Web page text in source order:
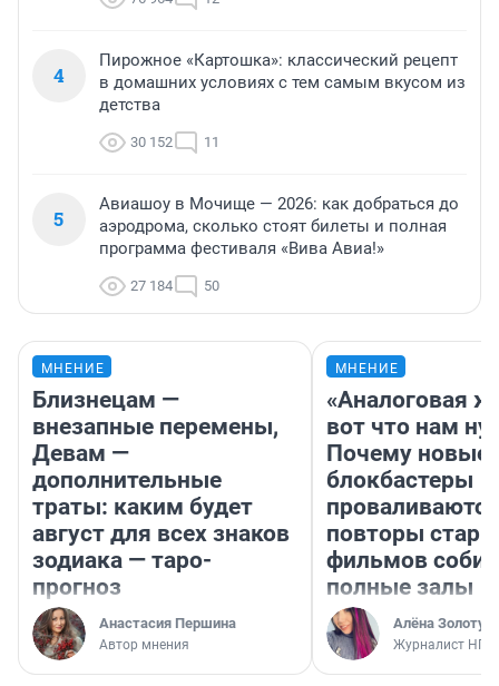
4
Пирожное «Картошка»: классический рецепт
в домашних условиях с тем самым вкусом из
детства
30 152 11
5
Авиашоу в Мочище — 2026: как добраться до
аэродрома, сколько стоят билеты и полная
программа фестиваля «Вива Авиа!»
27 184 50
МНЕНИЕ
Близнецам —
внезапные перемены,
Девам —
дополнительные
траты: каким будет
август для всех знаков
зодиака — таро-
прогноз
Анастасия Першина
Автор мнения
МНЕНИЕ
«Аналоговая
вот что нам
Почему новые
блокбастеры
повторы
фильмов
полные залы
Алёна
Журналист НГС